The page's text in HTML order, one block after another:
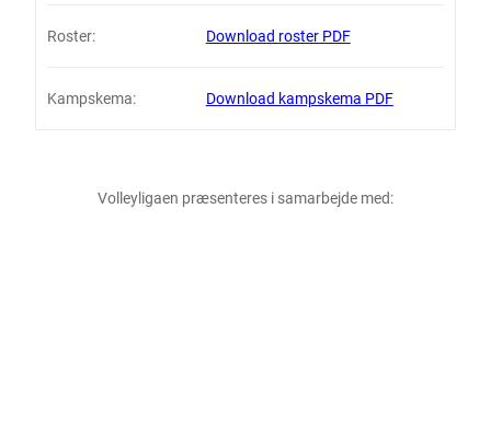
Roster: Download roster PDF
Kampskema: Download kampskema PDF
Volleyligaen præsenteres i samarbejde med: